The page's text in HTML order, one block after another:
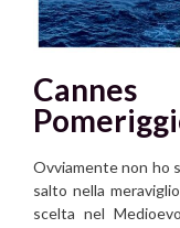
Ovviamente non ho
salto nella
scelta nel